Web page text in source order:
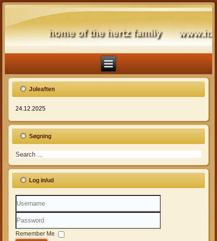
Juleaften
24.12.2025
Søgning
Log in/ud
Username
Password
Remember Me